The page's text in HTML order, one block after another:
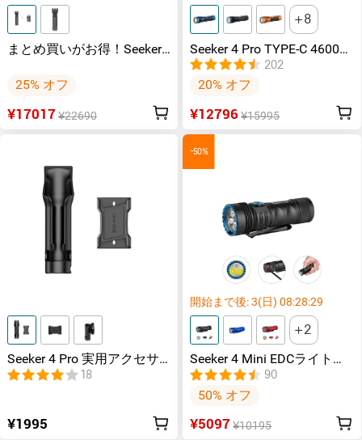
まとめ買いがお得！Seeker
ップライト ランニングライ
ン
25% オフ
¥17017¥22690
8
Seeker 4 Pro TYPE-C 4600ル
ーメン高出力EDCライト
IPX8防水
202
20% オフ
¥12796 ¥15995
Seeker 4 Pro 実用アクセサ
リー
18
¥1995
-50%
開始まで後: 3(日)08:28:29
2
Seeker 4 Mini EDCライト＋
UVライト ブラックライト
90
50% オフ
¥5097 ¥10195